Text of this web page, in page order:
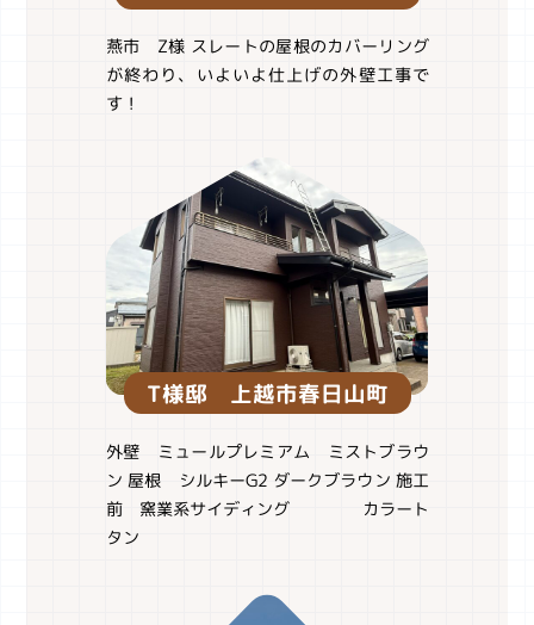
燕市 Z様 スレートの屋根のカバーリング
が終わり、いよいよ仕上げの外壁工事で
す！
T様邸 上越市春日山町
外壁 ミュールプレミアム ミストブラウ
ン 屋根 シルキーG2 ダークブラウン 施工
前 窯業系サイディング カラート
タン